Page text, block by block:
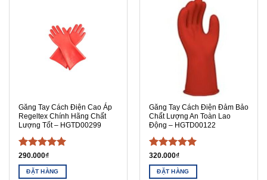
Găng Tay Cách Điện Cao Áp
Regeltex Chính Hãng Chất
Lượng Tốt – HGTD00299
Được xếp
hạng55
sao
290.000₫
ĐẶT HÀNG
Găng Tay Cách Điện Đảm Bảo
Chất Lượng An Toàn Lao
Động – HGTD00122
Được xếp
hạng55
sao
320.000₫
ĐẶT HÀNG